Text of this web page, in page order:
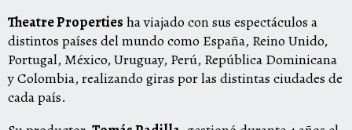
Theatre Properties ha viajado con sus espectáculos a
distintos países del mundo como España, Reino Unido,
Portugal, México, Uruguay, Perú, República Dominicana
y Colombia, realizando giras por las distintas ciudades de
cada país.